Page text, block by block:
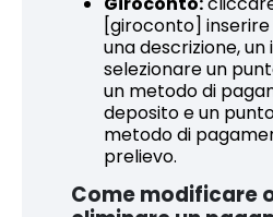
[giroconto]
una descrizione,
selezionare un
un metodo di
deposito e un
metodo di
prelievo.
Come modificare